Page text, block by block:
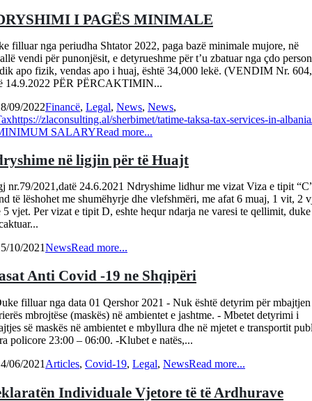
I PAGËS MINIMALE
filluar nga periudha Shtator 2022, paga bazë minimale mujore, në
vendi për punonjësit, e detyrueshme për t’u zbatuar nga çdo person
apo fizik, vendas apo i huaj, është 34,000 lekë. (VENDIM Nr. 604,
14.9.2022 PËR PËRCAKTIMIN...
09/2022Financë, Legal, News, News,
https://zlaconsulting.al/sherbimet/tatime-taksa-tax-services-in-
SALARYRead more...
në ligjin për të Huajt
nr.79/2021,datë 24.6.2021 Ndryshime lidhur me vizat Viza e tipit
të lëshohet me shumëhyrje dhe vlefshmëri, me afat 6 muaj, 1 vit, 2
5 vjet. Per vizat e tipit D, eshte hequr ndarja ne varesi te qellimit, duke
10/2021NewsRead more...
Anti Covid -19 ne Shqipëri
filluar nga data 01 Qershor 2021 - Nuk është detyrim për mbajtjen
mbrojtëse (maskës) në ambientet e jashtme. - Mbetet detyrimi i
së maskës në ambientet e mbyllura dhe në mjetet e transportit
policore 23:00 – 06:00. -Klubet e natës,...
06/2021 Articles, Covid-19, Legal, NewsRead more...
Individuale Vjetore të të Ardhurave